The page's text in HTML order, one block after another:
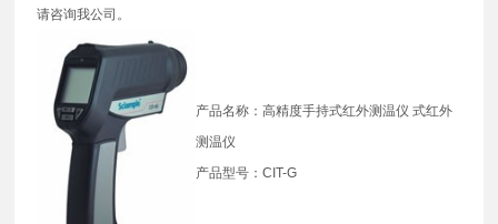
请咨询我公司。
产品名称：高精度手持式红外测温仪 式红外
测温仪
产品型号：CIT-G